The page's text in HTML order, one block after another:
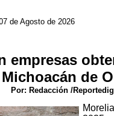
de Agosto de 2026
empresas
Michoacán de
Por: Redacción /